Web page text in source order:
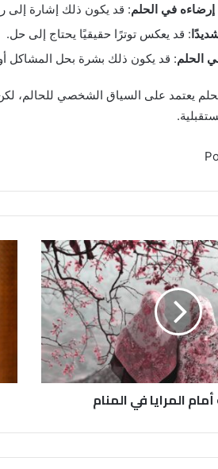
إرضاءه في الحلم: قد يكون ذلك إشارة إلى
: قد يعكس توترًا حقيقيًا يحتاج إلى حل.
الحلم: قد يكون ذلك بشرة بحل المشاكل
يعتمد على السياق الشخصي للحالم،
المرايا في المنام